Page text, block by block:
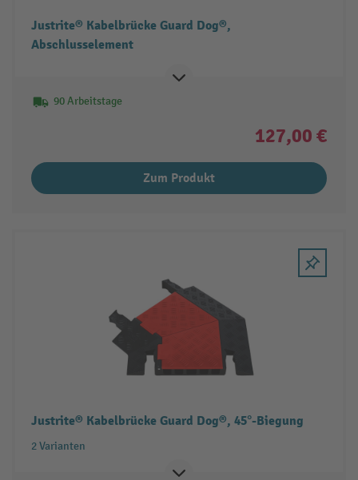
Justrite® Kabelbrücke Guard Dog®,
Abschlusselement
90 Arbeitstage
127,00 €
Zum Produkt
Justrite® Kabelbrücke Guard Dog®, 45°-Biegung
2 Varianten